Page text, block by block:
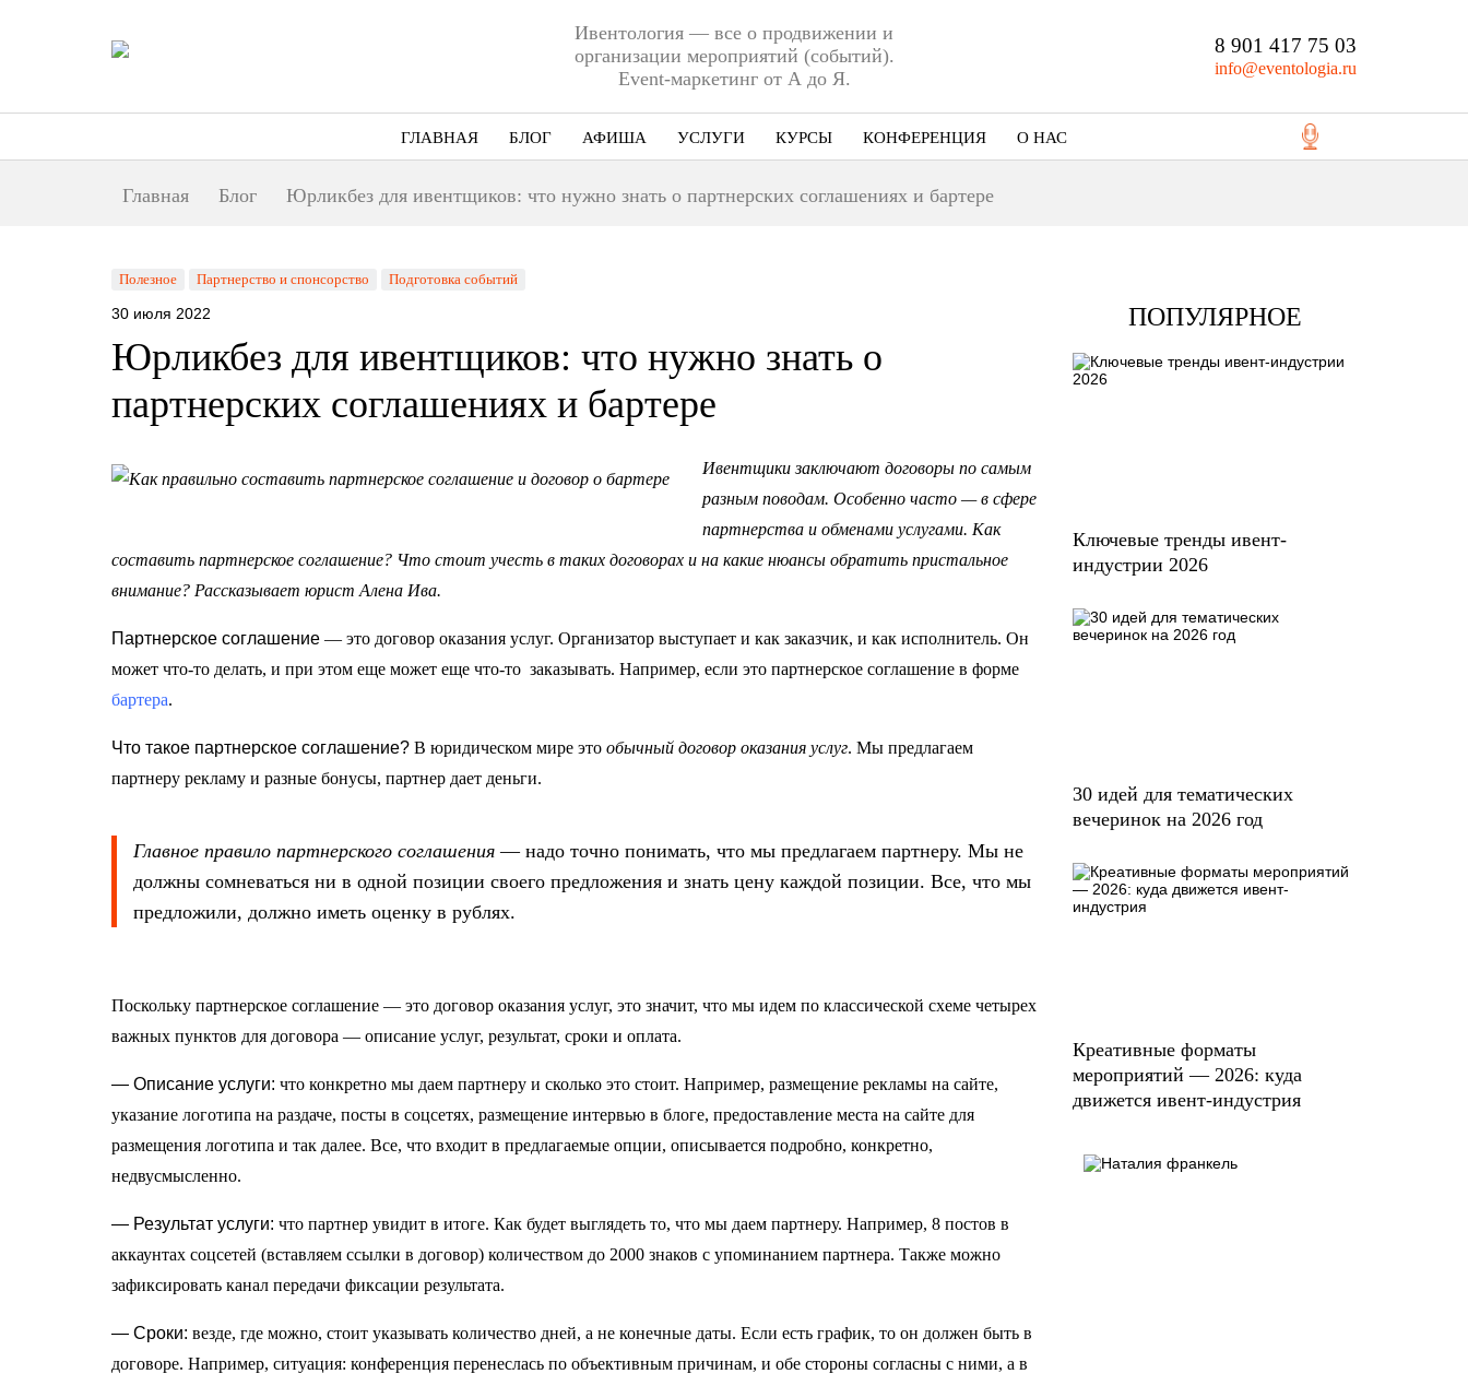
Ивентология — все о продвижении и
организации мероприятий (событий).
Event-маркетинг от А до Я.
8 901 417 75 03
info@eventologia.ru
ГЛАВНАЯ БЛОГ АФИША УСЛУГИ КУРСЫ КОНФЕРЕНЦИЯ О НАС
Главная Блог Юрликбез для ивентщиков: что нужно знать о партнерских соглашениях и бартере
Полезное Партнерство и спонсорство Подготовка событий
30 июля 2022
Юрликбез для ивентщиков: что нужно знать о
партнерских соглашениях и бартере
Ивентщики заключают договоры по самым
разным поводам. Особенно часто — в сфере
партнерства и обменами услугами. Как
составить партнерское соглашение? Что стоит учесть в таких договорах и на какие нюансы обратить пристальное
внимание? Рассказывает юрист Алена Ива.
Партнерское соглашение — это договор оказания услуг. Организатор выступает и как заказчик, и как исполнитель. Он
может что-то делать, и при этом еще может еще что-то заказывать. Например, если это партнерское соглашение в форме
бартера.
Что такое партнерское соглашение? В юридическом мире это обычный договор оказания услуг. Мы предлагаем
партнеру рекламу и разные бонусы, партнер дает деньги.
Главное правило партнерского соглашения — надо точно понимать, что мы предлагаем партнеру. Мы не
должны сомневаться ни в одной позиции своего предложения и знать цену каждой позиции. Все, что мы
предложили, должно иметь оценку в рублях.
Поскольку партнерское соглашение — это договор оказания услуг, это значит, что мы идем по классической схеме четырех
важных пунктов для договора — описание услуг, результат, сроки и оплата.
— Описание услуги: что конкретно мы даем партнеру и сколько это стоит. Например, размещение рекламы на сайте,
указание логотипа на раздаче, посты в соцсетях, размещение интервью в блоге, предоставление места на сайте для
размещения логотипа и так далее. Все, что входит в предлагаемые опции, описывается подробно, конкретно,
недвусмысленно.
— Результат услуги: что партнер увидит в итоге. Как будет выглядеть то, что мы даем партнеру. Например, 8 постов в
аккаунтах соцсетей (вставляем ссылки в договор) количеством до 2000 знаков с упоминанием партнера. Также можно
зафиксировать канал передачи фиксации результата.
— Сроки: везде, где можно, стоит указывать количество дней, а не конечные даты. Если есть график, то он должен быть в
договоре. Например, ситуация: конференция перенеслась по объективным причинам, и обе стороны согласны с ними, а в
ПОПУЛЯРНОЕ
Ключевые тренды ивент-
индустрии 2026
30 идей для тематических
вечеринок на 2026 год
Креативные форматы
мероприятий — 2026: куда
движется ивент-индустрия